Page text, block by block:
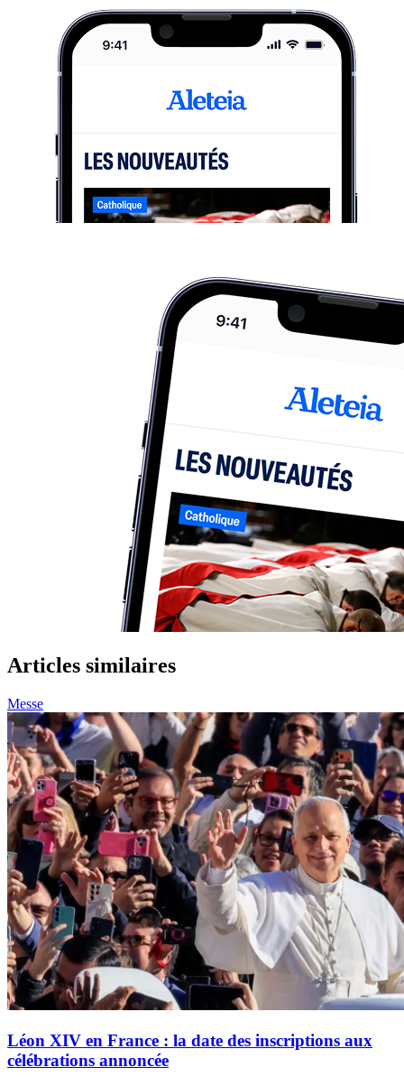
Articles similaires
Messe
Léon XIV en France : la date des inscriptions aux
célébrations annoncée